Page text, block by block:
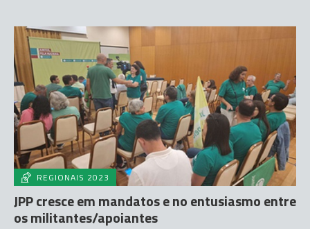
REGIONAIS 2023
JPP cresce em mandatos e no entusiasmo entre
os militantes/apoiantes